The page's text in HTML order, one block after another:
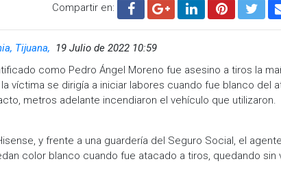
Compartir en:
Tijuana,
19 Julio de 2022 10:59
como Pedro Ángel Moreno fue asesino a tiros la
víctima se dirigía a iniciar labores cuando fue blanco del
metros adelante incendiaron el vehículo que utilizaron.
y frente a una guardería del Seguro Social, el
color blanco cuando fue atacado a tiros, quedando sin